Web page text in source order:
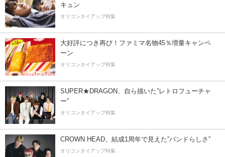
キュン
オリコンタイアップ特集
大好評につき再び！ファミマ名物45％増量キャンペ
ーン
オリコンタイアップ特集
SUPER★DRAGON、自ら描いた”レトロフューチャ
ー”
オリコンタイアップ特集
CROWN HEAD、結成1周年で見えた”バンドらしさ”
オリコンタイアップ特集